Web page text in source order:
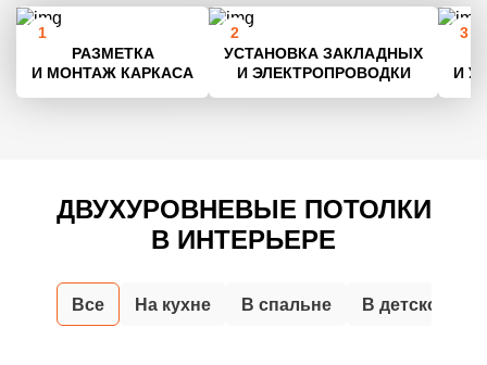
РАЗМЕТКА
И МОНТАЖ КАРКАСА
УСТАНОВКА ЗАКЛАДНЫХ
И ЭЛЕКТРОПРОВОДКИ
И
ДВУХУРОВНЕВЫЕ ПОТОЛКИ
В ИНТЕРЬЕРЕ
Все На кухне В спальне В детской